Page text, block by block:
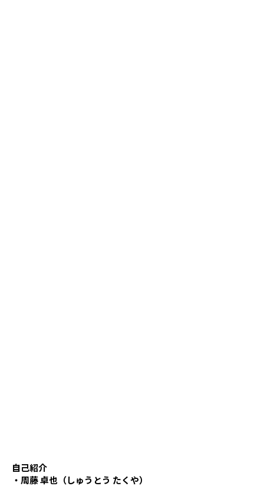
自己紹介
・周藤 卓也（しゅうとう たくや）